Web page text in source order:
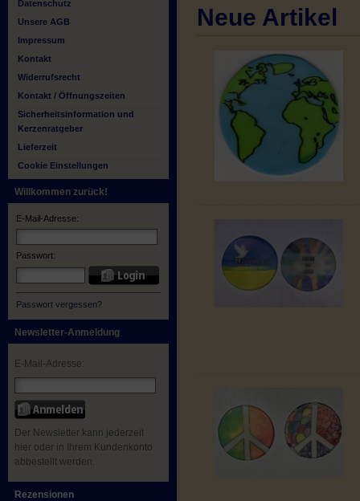
Datenschutz
Unsere AGB
Impressum
Kontakt
Widerrufsrecht
Kontakt / Öffnungszeiten
Sicherheitsinformation und
Kerzenratgeber
Lieferzeit
Cookie Einstellungen
Willkommen zurück!
E-Mail-Adresse:
Passwort:
Passwort vergessen?
Newsletter-Anmeldung
E-Mail-Adresse:
Der Newsletter kann jederzeit
hier oder in Ihrem Kundenkonto
abbestellt werden.
Rezensionen
Neue Artikel